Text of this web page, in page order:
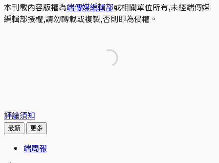
本刊載內容版權為端傳媒編輯部或相關單位所有,未經端傳媒
編輯部授權,請勿轉載或複製,否則即為侵權。
評論須知
最新 更多
端周報